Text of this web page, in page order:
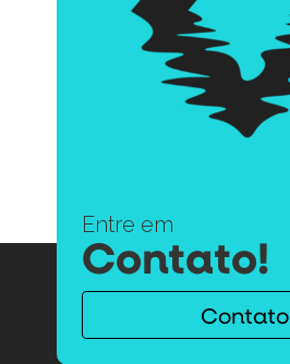
Entre em
Contato!
Contato